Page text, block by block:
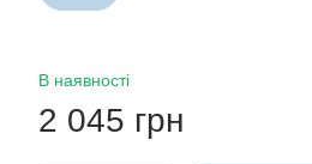
В наявності
2 045 грн